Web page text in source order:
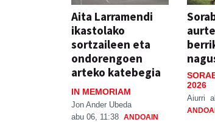
Aita Larramendi
ikastolako
sortzaileen eta
ondorengoen
arteko katebegia
IN MEMORIAM
Jon Ander Ubeda
abu 06, 11:38 ANDOAIN
2026
Aiurri